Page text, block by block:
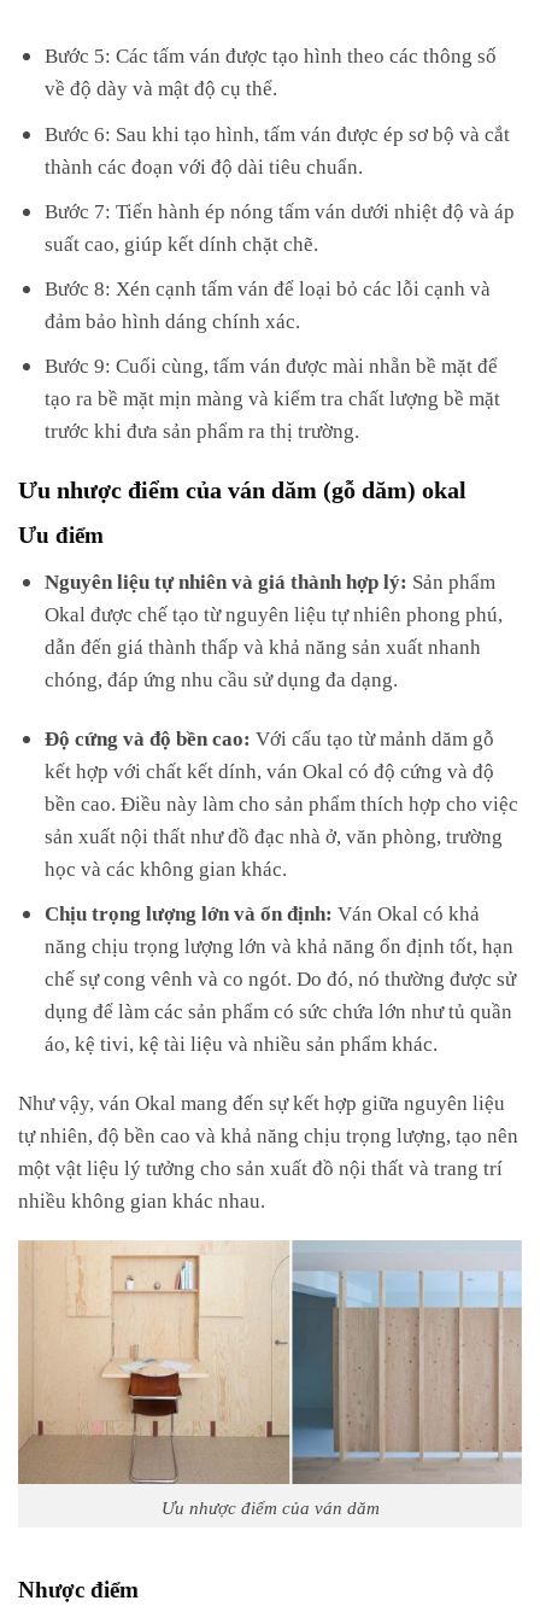
Bước 5: Các tấm ván được tạo hình theo các thông số
về độ dày và mật độ cụ thể.
Bước 6: Sau khi tạo hình, tấm ván được ép sơ bộ và cắt
thành các đoạn với độ dài tiêu chuẩn.
Bước 7: Tiến hành ép nóng tấm ván dưới nhiệt độ và áp
suất cao, giúp kết dính chặt chẽ.
Bước 8: Xén cạnh tấm ván để loại bỏ các lỗi cạnh và
đảm bảo hình dáng chính xác.
Bước 9: Cuối cùng, tấm ván được mài nhẵn bề mặt để
tạo ra bề mặt mịn màng và kiểm tra chất lượng bề mặt
trước khi đưa sản phẩm ra thị trường.
Ưu nhược điểm của ván dăm (gỗ dăm) okal
Ưu điểm
Nguyên liệu tự nhiên và giá thành hợp lý: Sản phẩm
Okal được chế tạo từ nguyên liệu tự nhiên phong phú,
dẫn đến giá thành thấp và khả năng sản xuất nhanh
chóng, đáp ứng nhu cầu sử dụng đa dạng.
Độ cứng và độ bền cao: Với cấu tạo từ mảnh dăm gỗ
kết hợp với chất kết dính, ván Okal có độ cứng và độ
bền cao. Điều này làm cho sản phẩm thích hợp cho việc
sản xuất nội thất như đồ đạc nhà ở, văn phòng, trường
học và các không gian khác.
Chịu trọng lượng lớn và ổn định: Ván Okal có khả
năng chịu trọng lượng lớn và khả năng ổn định tốt, hạn
chế sự cong vênh và co ngót. Do đó, nó thường được sử
dụng để làm các sản phẩm có sức chứa lớn như tủ quần
áo, kệ tivi, kệ tài liệu và nhiều sản phẩm khác.
Như vậy, ván Okal mang đến sự kết hợp giữa nguyên liệu
tự nhiên, độ bền cao và khả năng chịu trọng lượng, tạo nên
một vật liệu lý tưởng cho sản xuất đồ nội thất và trang trí
nhiều không gian khác nhau.
Ưu nhược điểm của ván dăm
Nhược điểm